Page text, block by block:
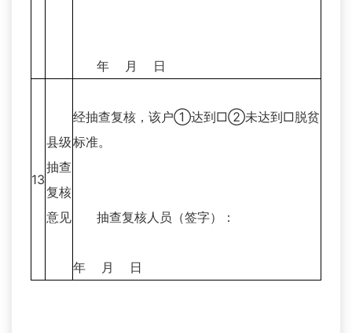
年 月 日
13
县级
抽查
复核
意见
经抽查复核，该户①达到□②未达到□脱贫
标准。
抽查复核人员（签字）：
年 月 日